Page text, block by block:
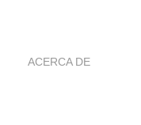
ACERCA DE